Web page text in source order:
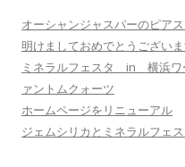
オーシャンジャスパーのピア
明けましておめでとうござい
ミネラルフェスタ in 横浜
ァントムクォーツ
ホームページをリニューアル
ジェムシリカとミネラルフェ